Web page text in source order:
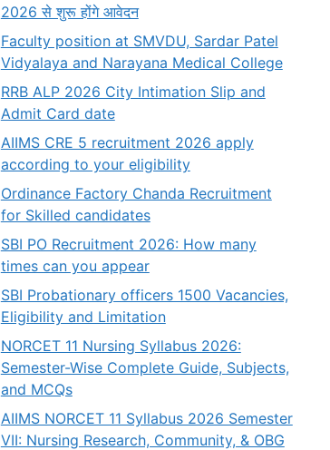
2026 से शुरू होंगे आवेदन
Faculty position at SMVDU, Sardar Patel
Vidyalaya and Narayana Medical College
RRB ALP 2026 City Intimation Slip and
Admit Card date
AIIMS CRE 5 recruitment 2026 apply
according to your eligibility
Ordinance Factory Chanda Recruitment
for Skilled candidates
SBI PO Recruitment 2026: How many
times can you appear
SBI Probationary officers 1500 Vacancies,
Eligibility and Limitation
NORCET 11 Nursing Syllabus 2026:
Semester-Wise Complete Guide, Subjects,
and MCQs
AIIMS NORCET 11 Syllabus 2026 Semester
VII: Nursing Research, Community, & OBG